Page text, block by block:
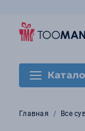
Главная Все